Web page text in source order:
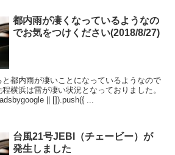
都内雨が凄くなっているようなの
でお気をつけください(2018/8/27)
都内雨が凄いことになっているようなので
横浜は雷が凄い状況となっておりました。
|| []).push({ ...
台風21号JEBI（チェービー）が
発生しました